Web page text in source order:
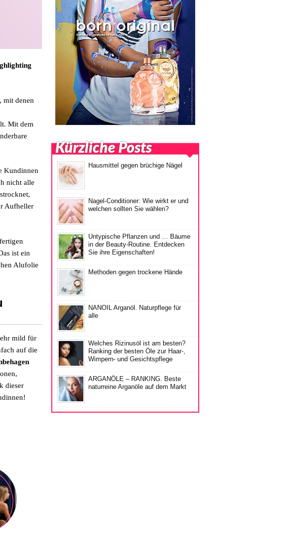
, mit denen
Mit dem
Kundinnen
nicht alle
Aufheller
ist ein
Alufolie
mild für
auf die
dieser
Kürzliche Posts
Hausmittel gegen brüchige Nägel
Nagel-Conditioner: Wie wirkt er und
welchen sollten Sie wählen?
Untypische Pflanzen und … Bäume
in der Beauty-Routine. Entdecken
Sie ihre Eigenschaften!
Methoden gegen trockene Hände
NANOIL Arganöl. Naturpflege für
alle
Welches Rizinusöl ist am besten?
Ranking der besten Öle zur Haar-,
Wimpern- und Gesichtspflege
ARGANÖLE – RANKING. Beste
naturreine Arganöle auf dem Markt